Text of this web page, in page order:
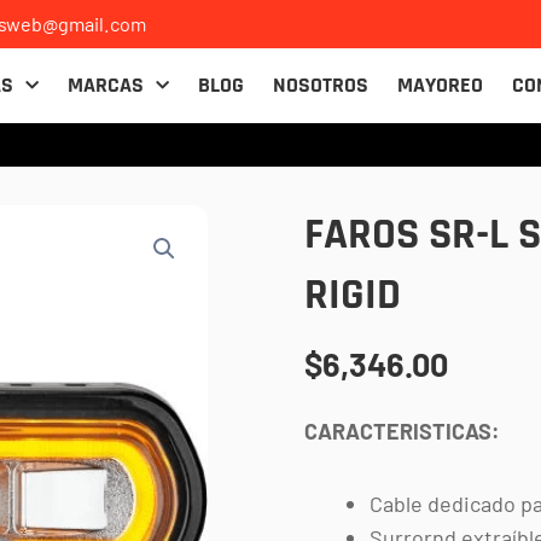
MARCAS BLOG NOSOTROS MAYOREO
FAROS SR-L
RIGID
$6,346.00
CARACTERISTICAS:
Cable dedicado